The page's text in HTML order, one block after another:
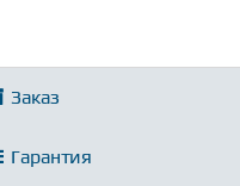
Заказ
Гарантия